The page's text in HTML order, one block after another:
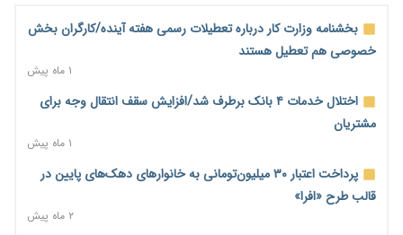
۱۸ ساعت پیش
منابع صندوق ملی مسکن به متقاضیان رسید؛ اولویت با پروژه‌های
هشدار درباره آینده صندوق‌های بازنشستگی؛ اعتماد بیمه‌پردازان را
بخشنامه وزارت کار درباره تعطیلات رسمی هفته آینده/کارگران بخش
خصوصی هم تعطیل هستند
۱ ماه پیش
اختلال خدمات ۴ بانک برطرف شد/افزایش سقف انتقال وجه برای
مشتریان
۱ ماه پیش
پرداخت اعتبار ۳۰ میلیون‌تومانی به خانوارهای دهک‌های پایین در
قالب طرح «افرا»
۲ ماه پیش